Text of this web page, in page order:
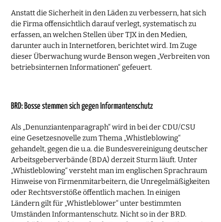
Anstatt die Sicherheit in den Läden zu verbessern, hat sich
die Firma offensichtlich darauf verlegt, systematisch zu
erfassen, an welchen Stellen über TJX in den Medien,
darunter auch in Internetforen, berichtet wird. Im Zuge
dieser Überwachung wurde Benson wegen „Verbreiten von
betriebsinternen Informationen“ gefeuert.
BRD: Bosse stemmen sich gegen Informantenschutz
Als „Denunziantenparagraph“ wird in bei der CDU/CSU
eine Gesetzesnovelle zum Thema „Whistleblowing“
gehandelt, gegen die u.a. die Bundesvereinigung deutscher
Arbeitsgeberverbände (BDA) derzeit Sturm läuft. Unter
„Whistleblowing“ versteht man im englischen Sprachraum
Hinweise von Firmenmitarbeitern, die Unregelmäßigkeiten
oder Rechtsverstöße öffentlich machen. In einigen
Ländern gilt für „Whistleblower“ unter bestimmten
Umständen Informantenschutz. Nicht so in der BRD.